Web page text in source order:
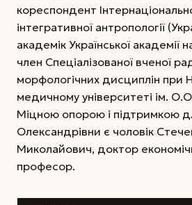
кореспондент
інтегративної антропології
академік Української академії
член Спеціалізованої вченої
морфологічних дисциплін при
медичному університеті ім.
Міцною опорою і підтримкою
Олександрівни є чоловік
Миколайович, доктор
професор.